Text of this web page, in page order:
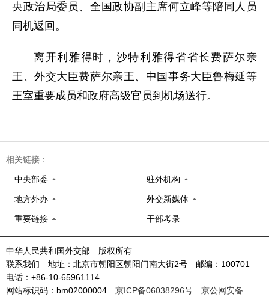
央政治局委员、全国政协副主席何立峰等陪同人员
同机返回。
离开利雅得时，沙特利雅得省省长费萨尔亲
王、外交大臣费萨尔亲王、中国事务大臣鲁梅延等
王室重要成员和政府高级官员到机场送行。
相关链接：
中央部委 驻外机构
地方外办 外交新媒体
重要链接 干部考录
中华人民共和国外交部 版权所有
联系我们 地址：北京市朝阳区朝阳门南大街2号 邮编：100701
电话：+86-10-65961114
网站标识码：bm02000004 京ICP备06038296号 京公网安备